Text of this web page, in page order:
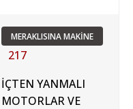
MERAKLISINA MAKİNE
217
İÇTEN YANMALI
MOTORLAR VE